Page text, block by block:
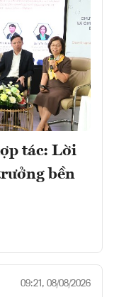
tác: Lời
bền
09:21, 08/08/2026